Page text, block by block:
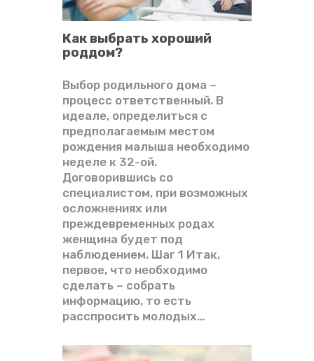
Как выбрать хороший
роддом?
Выбор родильного дома –
процесс ответственный. В
идеале, определиться с
предполагаемым местом
рождения малыша необходимо
неделе к 32-ой.
Договорившись со
специалистом, при возможных
осложнениях или
преждевременных родах
женщина будет под
наблюдением. Шаг 1 Итак,
первое, что необходимо
сделать – собрать
информацию, то есть
расспросить молодых…